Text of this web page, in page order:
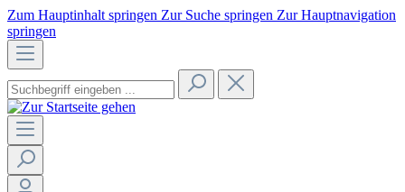
Zum Hauptinhalt springen Zur Suche springen Zur Hauptnavigation
springen